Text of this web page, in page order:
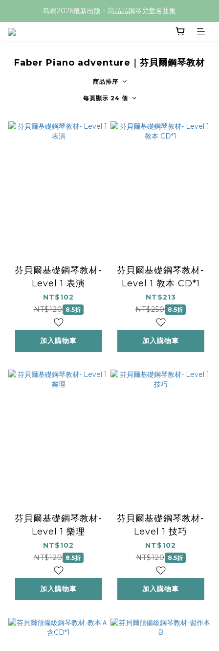
島嶼2026最新出版：亮晶晶鋼琴兒童名曲集
Faber Piano adventure｜芬貝爾鋼琴教材
商品排序
每頁顯示 24 個
芬貝爾基礎鋼琴教材-
Level 1 表演
NT$102
NT$120 8.5折
加入購物車
芬貝爾基礎鋼琴教材-
Level 1 教本 CD*1
NT$213
NT$250 8.5折
加入購物車
芬貝爾基礎鋼琴教材-
Level 1 樂理
NT$102
NT$120 8.5折
加入購物車
芬貝爾基礎鋼琴教材-
Level 1 技巧
NT$102
NT$120 8.5折
加入購物車